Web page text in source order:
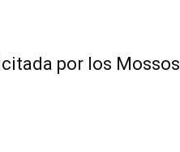
por los Mossos